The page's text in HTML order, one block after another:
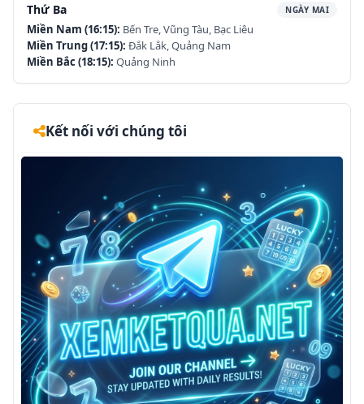
Thứ Ba NGÀY MAI
Miền Nam (16:15): Bến Tre, Vũng Tàu, Bạc Liêu
Miền Trung (17:15): Đắk Lắk, Quảng Nam
Miền Bắc (18:15): Quảng Ninh
Kết nối với chúng tôi